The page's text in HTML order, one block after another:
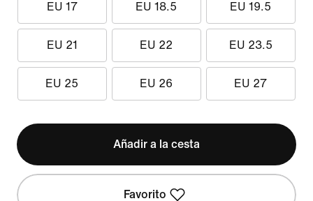
EU 17 EU 18.5 EU 19.5
EU 21 EU 22 EU 23.5
EU 25 EU 26 EU 27
Añadir a la cesta
Favorito